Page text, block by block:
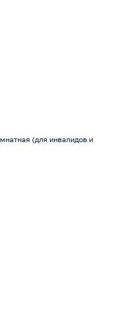
(для инвалидов и